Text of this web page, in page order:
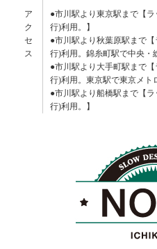
ア
ク
セ
ス
●市川駅より東京駅まで【
行)利用。】
●市川駅より秋葉原駅まで
行)利用。錦糸町駅で中央・
●市川駅より大手町駅まで
行)利用。東京駅で東京メト
●市川駅より船橋駅まで【
行)利用。】